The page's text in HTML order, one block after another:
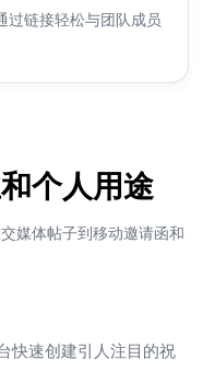
过链接轻松与团队成员
个人用途
媒体帖子到移动邀请函和
快速创建引人注目的祝